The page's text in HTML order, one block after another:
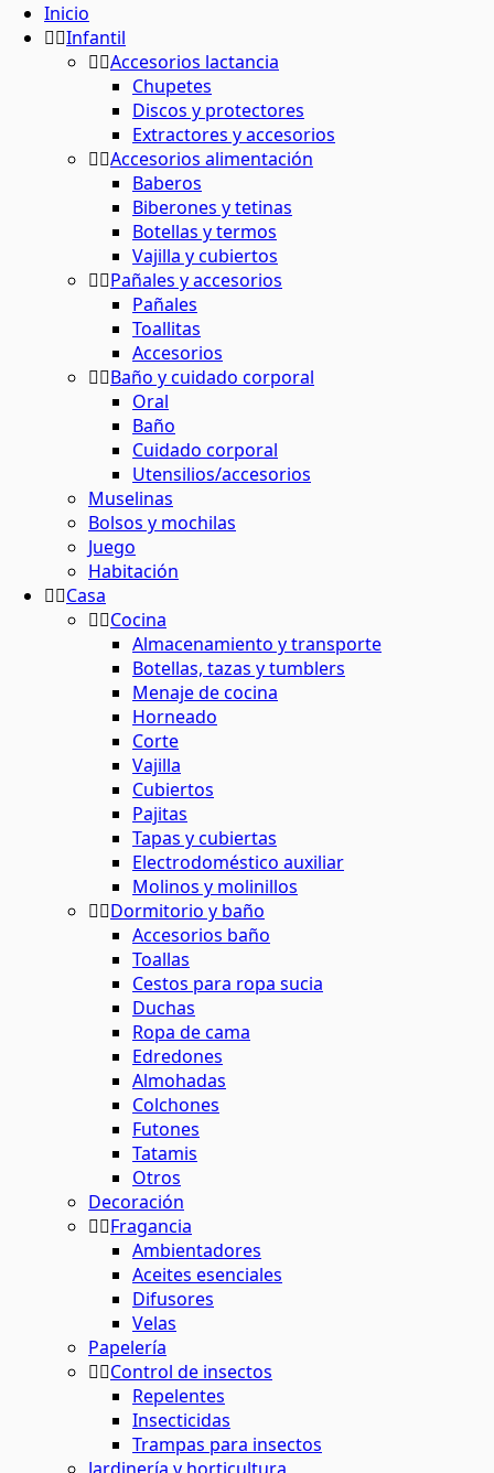
Inicio
Infantil
Accesorios lactancia
Chupetes
Discos y protectores
Extractores y accesorios
Accesorios alimentación
Baberos
Biberones y tetinas
Botellas y termos
Vajilla y cubiertos
Pañales y accesorios
Pañales
Toallitas
Accesorios
Baño y cuidado corporal
Oral
Baño
Cuidado corporal
Utensilios/accesorios
Muselinas
Bolsos y mochilas
Juego
Habitación
Casa
Cocina
Almacenamiento y transporte
Botellas, tazas y tumblers
Menaje de cocina
Horneado
Corte
Vajilla
Cubiertos
Pajitas
Tapas y cubiertas
Electrodoméstico auxiliar
Molinos y molinillos
Dormitorio y baño
Accesorios baño
Toallas
Cestos para ropa sucia
Duchas
Ropa de cama
Edredones
Almohadas
Colchones
Futones
Tatamis
Otros
Decoración
Fragancia
Ambientadores
Aceites esenciales
Difusores
Velas
Papelería
Control de insectos
Repelentes
Insecticidas
Trampas para insectos